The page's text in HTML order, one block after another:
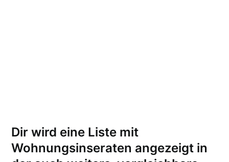
Dir wird eine Liste mit
Wohnungsinseraten angezeigt in